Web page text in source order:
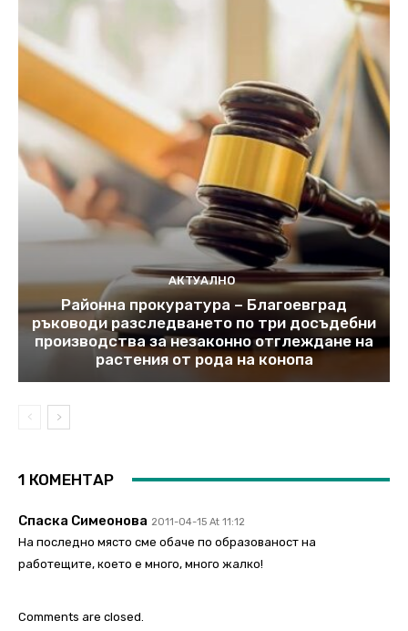
АКТУАЛНО
Районна прокуратура – Благоевград
ръководи разследването по три досъдебни
производства за незаконно отглеждане на
растения от рода на конопа
1 КОМЕНТАР
Спаска Симеонова 2011-04-15 At 11:12
На последно място сме обаче по образованост на
работещите, което е много, много жалко!
Comments are closed.